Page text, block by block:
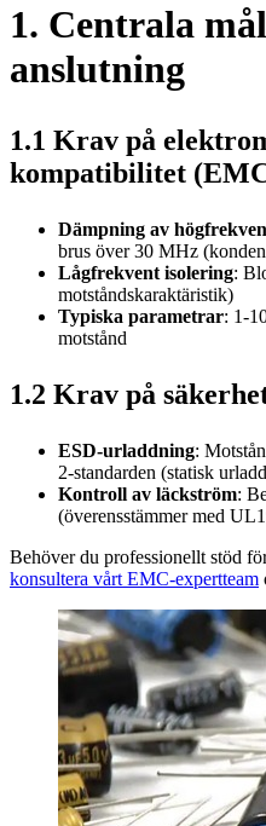
1. Centrala
anslutning
1.1 Krav på
kompatibilitet
Dämpning av
brus över 30 MHz
Lågfrekvent isolering:
motståndskaraktäristik)
Typiska parametrar: 1-
motstånd
1.2 Krav på
ESD-urladdning:
2-standarden (statisk
Kontroll av läckström:
(överensstämmer med
Behöver du professionellt stöd
konsultera vårt EMC-expertteam